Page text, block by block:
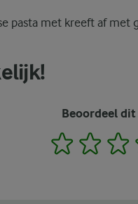
pasta met kreeft af met
Beoordeel
1 2 3